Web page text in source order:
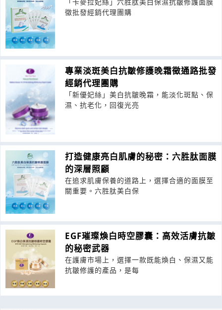
徵批發經銷代理團購
專業淡斑美白抗皺修護晚霜徵通路批發
經銷代理團購
「新優妃絲」美白抗皺晚霜，能淡化斑點、保
濕、抗老化，回復光亮
打造健康亮白肌膚的秘密：六胜肽面膜
的深層照顧
在追求肌膚保養的道路上，選擇合適的面膜至
關重要。六胜肽美白保
EGF璀璨煥白時空膠囊：高效活膚抗皺
的秘密武器
在護膚市場上，選擇一款既能煥白、保濕又能
抗皺修護的產品，是每